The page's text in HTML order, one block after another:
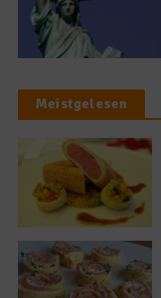
Meistgelesen